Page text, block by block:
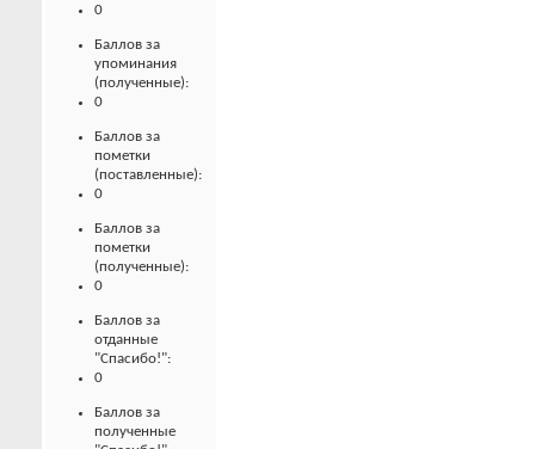
0
Баллов за
упоминания
(полученные):
0
Баллов за
пометки
(поставленные):
0
Баллов за
пометки
(полученные):
0
Баллов за
отданные
"Спасибо!":
0
Баллов за
полученные